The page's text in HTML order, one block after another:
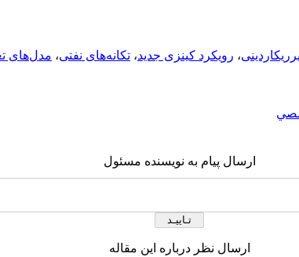
، رویکرد کینزی جدید، تکانه‌های نفتی، مدل‌های
ارسال پیام به نویسنده مسئول
ارسال نظر درباره این مقاله